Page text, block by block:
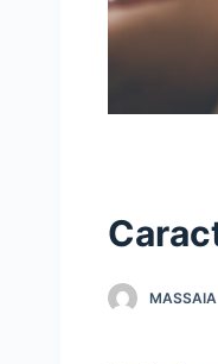
MASSAIA